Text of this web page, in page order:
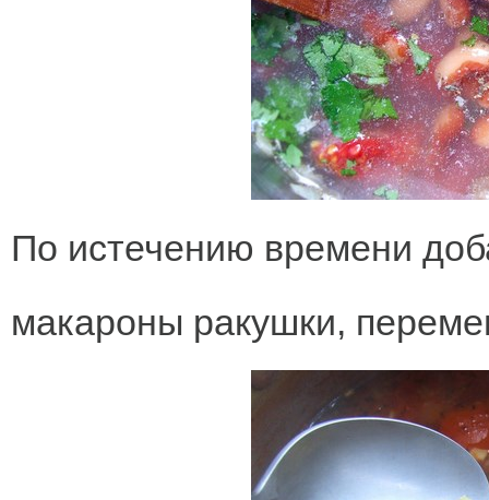
По истечению времени
макароны ракушки,